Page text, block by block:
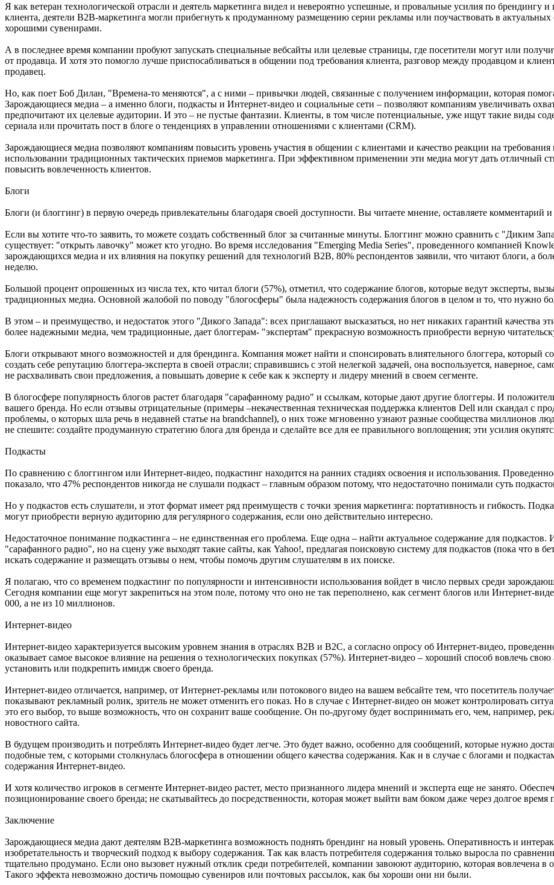
Я как ветеран технологической отрасли и деятель маркетинга видел и невероятно успешные, и провальные усилия по брендингу
клиента, деятели B2B-маркетинга могли прибегнуть к продуманному размещению серии рекламы или поучаствовать в
хорошими сувенирами.
А в последнее время компании пробуют запускать специальные вебсайты или целевые страницы, где посетители могут или
от продавца. И хотя это помогло лучше приспосабливаться в общении под требования клиента, разговор между продавцом и
продавец.
Но, как поет Боб Дилан, "Времена-то меняются", а с ними – привычки людей, связанные с получением информации, которая
Зарождающиеся медиа – а именно блоги, подкасты и Интернет-видео и социальные сети – позволяют компаниям увеличивать
предпочитают их целевые аудитории. И это – не пустые фантазии. Клиенты, в том числе потенциальные, уже ищут такие виды
сериала или прочитать пост в блоге о тенденциях в управлении отношениями с клиентами (CRM).
Зарождающиеся медиа позволяют компаниям повысить уровень участия в общении с клиентами и качество реакции на
использовании традиционных тактических приемов маркетинга. При эффективном применении эти медиа могут дать отличный
повысить вовлеченность клиентов.
Блоги
Блоги (и блоггинг) в первую очередь привлекательны благодаря своей доступности. Вы читаете мнение, оставляете комментарий и
Если вы хотите что-то заявить, то можете создать собственный блог за считанные минуты. Блоггинг можно сравнить с "Диким
существует: "открыть лавочку" может кто угодно. Во время исследования "Emerging Media Series", проведенного компанией
зарождающихся медиа и их влияния на покупку решений для технологий В2В, 80% респондентов заявили, что читают блоги, а
неделю.
Большой процент опрошенных из числа тех, кто читал блоги (57%), отметил, что содержание блогов, которые ведут эксперты,
традиционных медиа. Основной жалобой по поводу "блогосферы" была надежность содержания блогов в целом и то, что нужно
В этом – и преимущество, и недостаток этого "Дикого Запада": всех приглашают высказаться, но нет никаких гарантий качества
более надежными медиа, чем традиционные, дает блоггерам- "экспертам" прекрасную возможность приобрести верную
Блоги открывают много возможностей и для брендинга. Компания может найти и спонсировать влиятельного блоггера, который
создать себе репутацию блоггера-эксперта в своей отрасли; справившись с этой нелегкой задачей, она воспользуется,
не расхваливать свои предложения, а повышать доверие к себе как к эксперту и лидеру мнений в своем сегменте.
В блогосфере популярность блогов растет благодаря "сарафанному радио" и ссылкам, которые дают другие блоггеры. И
вашего бренда. Но если отзывы отрицательные (примеры –некачественная техническая поддержка клиентов Dell или скандал с
проблемы, о которых шла речь в недавней статье на brandchannel), о них тоже мгновенно узнают разные сообщества миллионов
не спешите: создайте продуманную стратегию блога для бренда и сделайте все для ее правильного воплощения; эти усилия
Подкасты
По сравнению с блоггингом или Интернет-видео, подкастинг находится на ранних стадиях освоения и использования.
показало, что 47% респондентов никогда не слушали подкаст – главным образом потому, что недостаточно понимали суть
Но у подкастов есть слушатели, и этот формат имеет ряд преимуществ с точки зрения маркетинга: портативность и гибкость.
могут приобрести верную аудиторию для регулярного содержания, если оно действительно интересно.
Недостаточное понимание подкастинга – не единственная его проблема. Еще одна – найти актуальное содержание для
"сарафанного радио", но на сцену уже выходят такие сайты, как Yahoo!, предлагая поисковую систему для подкастов (пока что в
искать содержание и размещать отзывы о нем, чтобы помочь другим слушателям в их поиске.
Я полагаю, что со временем подкастинг по популярности и интенсивности использования войдет в число первых среди
Сегодня компании еще могут закрепиться на этом поле, потому что оно не так переполнено, как сегмент блогов или Интернет-
000, а не из 10 миллионов.
Интернет-видео
Интернет-видео характеризуется высоким уровнем знания в отраслях В2В и В2С, а согласно опросу об Интернет-видео,
оказывает самое высокое влияние на решения о технологических покупках (57%). Интернет-видео – хороший способ вовлечь
установить или подкрепить имидж своего бренда.
Интернет-видео отличается, например, от Интернет-рекламы или потокового видео на вашем вебсайте тем, что посетитель
показывают рекламный ролик, зритель не может отменить его показ. Но в случае с Интернет-видео он может контролировать
это его выбор, то выше возможность, что он сохранит ваше сообщение. Он по-другому будет воспринимать его, чем, например,
новостного сайта.
В будущем производить и потреблять Интернет-видео будет легче. Это будет важно, особенно для сообщений, которые нужно
подобные тем, с которыми столкнулась блогосфера в отношении общего качества содержания. Как и в случае с блогами и
содержания Интернет-видео.
И хотя количество игроков в сегменте Интернет-видео растет, место признанного лидера мнений и эксперта еще не занято.
позиционирование своего бренда; не скатывайтесь до посредственности, которая может выйти вам боком даже через долгое время
Заключение
Зарождающиеся медиа дают деятелям В2В-маркетинга возможность поднять брендинг на новый уровень. Оперативность и
изобретательность и творческий подход к выбору содержания. Так как власть потребителя содержания только выросла по
тщательно продумано. Если оно вызовет нужный отклик среди потребителей, компании завоюют аудиторию, которая вовлечена
Такого эффекта невозможно достичь помощью сувениров или почтовых рассылок, как бы хороши они ни были.